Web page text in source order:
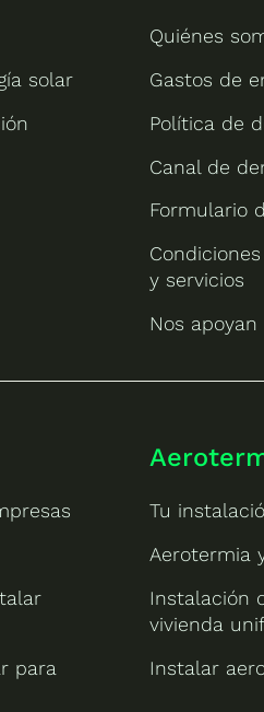
solar
Quiénes
Gastos de
Política de
Canal de
Formulario
y servicios
Nos apoyan
para
Tu
Aerotermia
Instalación
vivienda
Instalar